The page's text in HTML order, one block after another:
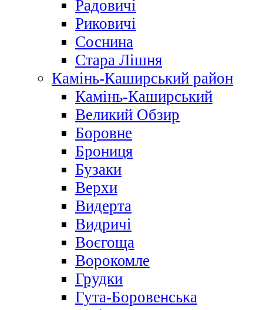
Радовичі
Риковичі
Соснина
Стара Лішня
Камінь-Каширський район
Камінь-Каширський
Великий Обзир
Боровне
Брониця
Бузаки
Верхи
Видерта
Видричі
Воєгоща
Ворокомле
Грудки
Гута-Боровенська